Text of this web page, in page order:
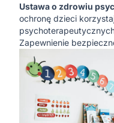
Ustawa o zdrowiu
ochronę dzieci
Zapewnienie